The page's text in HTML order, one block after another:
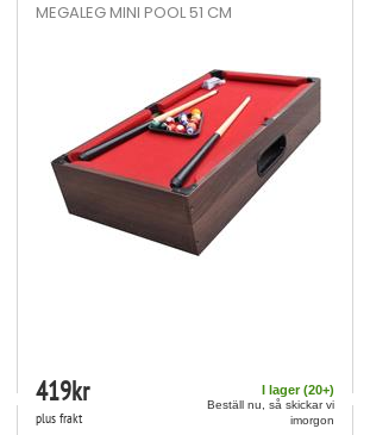
MEGALEG MINI POOL 51 CM
419kr
plus frakt
I lager (20+)
Beställ nu, så skickar vi
imorgon